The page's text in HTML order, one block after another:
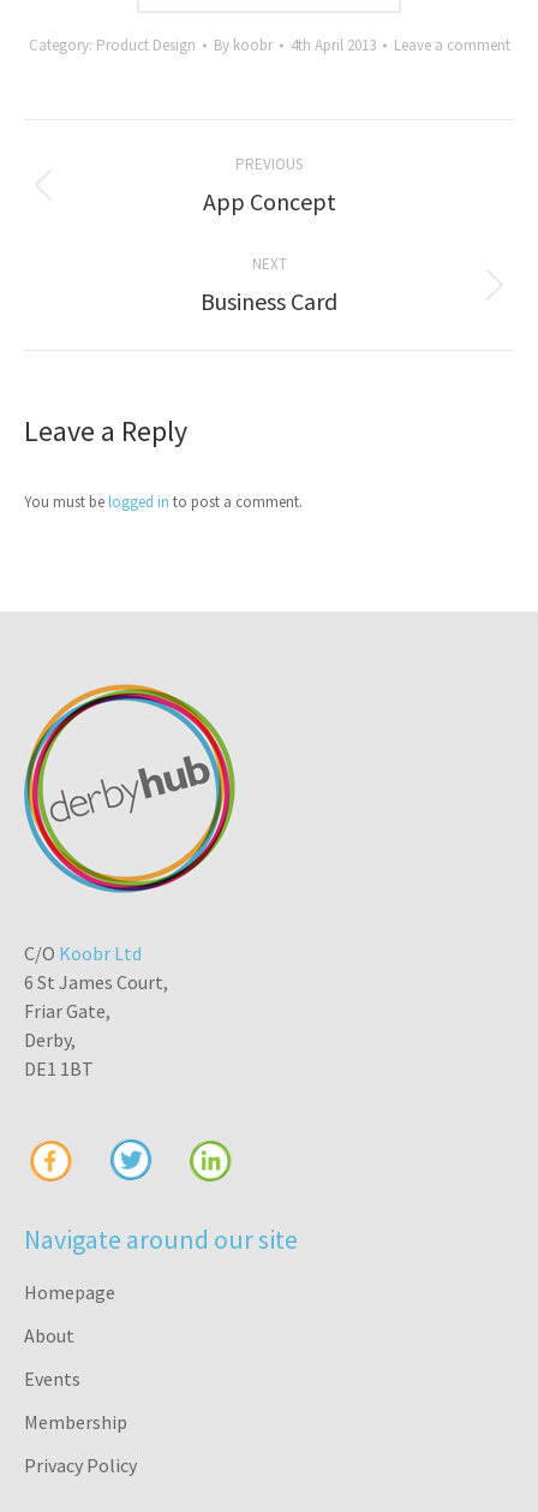
Category: Product Design By koobr 4th April 2013 Leave a comment
navigation
PREVIOUS
Previous
App Concept
NEXT
Next
Business Card
Leave a Reply
You must belogged in to post a comment.
C/O Koobr Ltd
6 St James Court,
Friar Gate,
Derby,
DE1 1BT
Navigate around our site
Homepage
About
Events
Membership
Privacy Policy